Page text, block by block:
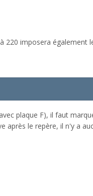
imposera également
plaque F), il faut
après le repère, il n'y a